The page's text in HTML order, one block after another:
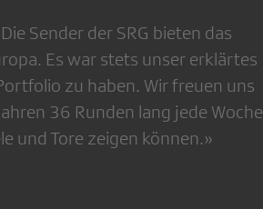
Sender der SRG bieten das
Es war stets unser erklärtes
zu haben. Wir freuen uns
36 Runden lang jede Woche
und Tore zeigen können.»